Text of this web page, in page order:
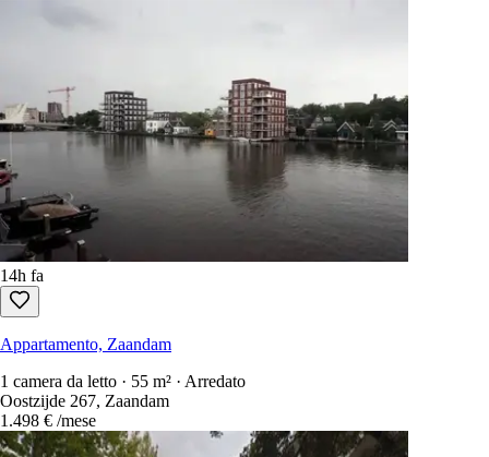
14h fa
Appartamento, Zaandam
1 camera da letto · 55 m² · Arredato
Oostzijde 267, Zaandam
1.498 € /mese